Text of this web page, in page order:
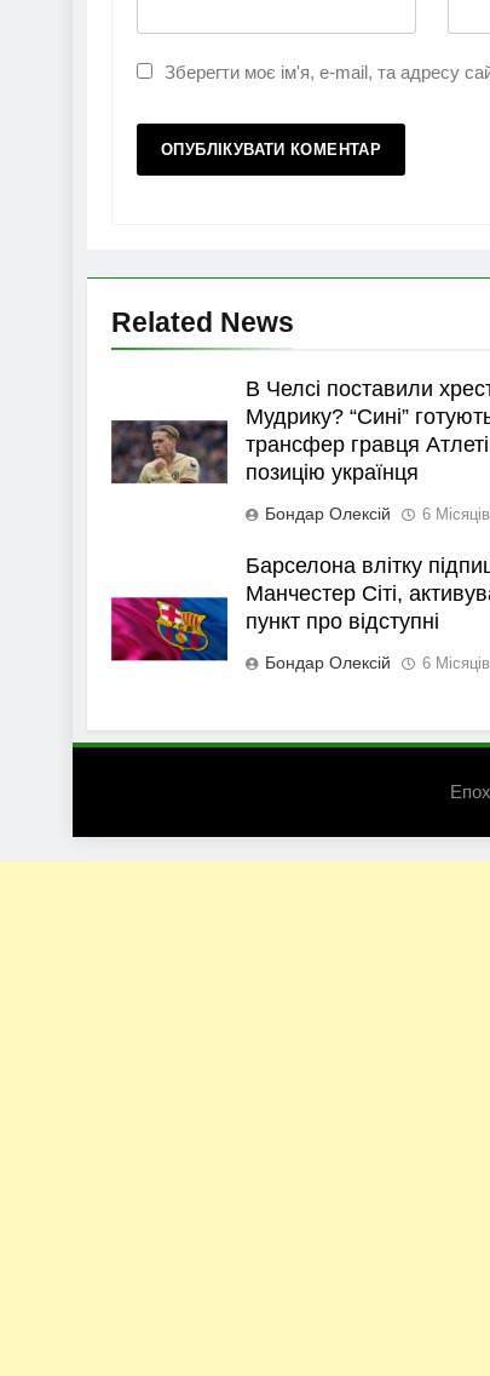
Зберегти моє ім'я, e-mail, та адресу
Related News
В Челсі поставили
Мудрику? “Сині”
трансфер гравця
позицію українця
Бондар Олексій 6
Барселона влітку
Манчестер Сіті,
пункт про відступні
Бондар Олексій 6